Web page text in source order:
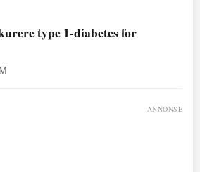
type 1-diabetes for
ANNONSE